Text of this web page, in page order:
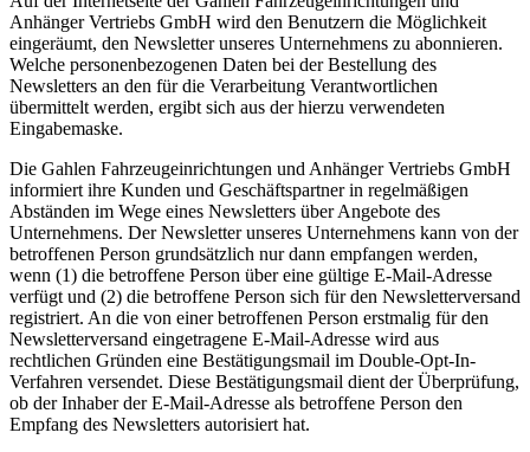
Anhänger Vertriebs GmbH wird den Benutzern die Möglichkeit
eingeräumt, den Newsletter unseres Unternehmens zu abonnieren.
Welche personenbezogenen Daten bei der Bestellung des
Newsletters an den für die Verarbeitung Verantwortlichen
übermittelt werden, ergibt sich aus der hierzu verwendeten
Eingabemaske.
Die Gahlen Fahrzeugeinrichtungen und Anhänger Vertriebs GmbH
informiert ihre Kunden und Geschäftspartner in regelmäßigen
Abständen im Wege eines Newsletters über Angebote des
Unternehmens. Der Newsletter unseres Unternehmens kann von der
betroffenen Person grundsätzlich nur dann empfangen werden,
wenn (1) die betroffene Person über eine gültige E-Mail-Adresse
verfügt und (2) die betroffene Person sich für den Newsletterversand
registriert. An die von einer betroffenen Person erstmalig für den
Newsletterversand eingetragene E-Mail-Adresse wird aus
rechtlichen Gründen eine Bestätigungsmail im Double-Opt-In-
Verfahren versendet. Diese Bestätigungsmail dient der Überprüfung,
ob der Inhaber der E-Mail-Adresse als betroffene Person den
Empfang des Newsletters autorisiert hat.